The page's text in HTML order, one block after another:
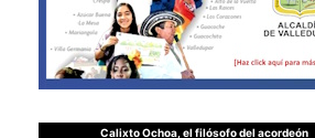
Calixto Ochoa, el filósofo del acordeón